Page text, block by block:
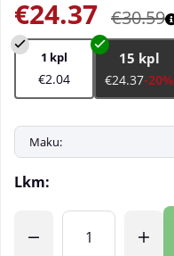
€30.59
€24.37
1 kpl
€2.04
15 kpl
€24.37-20%
Lkm: